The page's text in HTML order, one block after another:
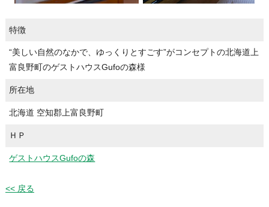
特徴
“美しい自然のなかで、ゆっくりとすごす”がコンセプトの北海道上
富良野町のゲストハウスGufoの森様
所在地
北海道 空知郡上富良野町
ＨＰ
ゲストハウスGufoの森
<< 戻る